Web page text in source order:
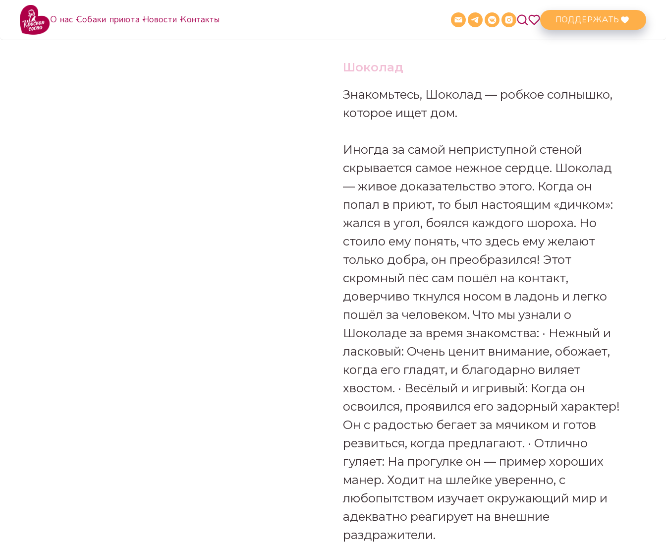
О нас Собаки приюта Новости Контакты ПОДДЕРЖАТЬ
Шоколад
Знакомьтесь, Шоколад — робкое солнышко,
которое ищет дом.
Иногда за самой неприступной стеной
скрывается самое нежное сердце. Шоколад
— живое доказательство этого. Когда он
попал в приют, то был настоящим «дичком»:
жался в угол, боялся каждого шороха. Но
стоило ему понять, что здесь ему желают
только добра, он преобразился! Этот
скромный пёс сам пошёл на контакт,
доверчиво ткнулся носом в ладонь и легко
пошёл за человеком. Что мы узнали о
Шоколаде за время знакомства: · Нежный и
ласковый: Очень ценит внимание, обожает,
когда его гладят, и благодарно виляет
хвостом. · Весёлый и игривый: Когда он
освоился, проявился его задорный характер!
Он с радостью бегает за мячиком и готов
резвиться, когда предлагают. · Отлично
гуляет: На прогулке он — пример хороших
манер. Ходит на шлейке уверенно, с
любопытством изучает окружающий мир и
адекватно реагирует на внешние
раздражители.